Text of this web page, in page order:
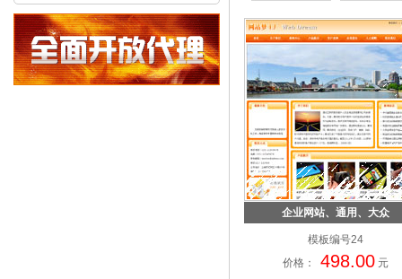
企业网站、通用、大众
模板编号24
价格：
498.00 元